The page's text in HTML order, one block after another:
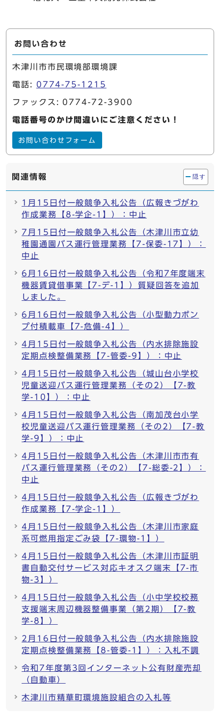
お問い合わせ
木津川市市民環境部環境課
電話: 0774-75-1215
ファックス: 0774-72-3900
電話番号のかけ間違いにご注意ください！
お問い合わせフォーム
関連情報 隠す
1月15日付一般競争入札公告（広報きづがわ
作成業務【8-学企-1】）：中止
7月15日付一般競争入札公告（木津川市立幼
稚園通園バス運行管理業務【7-保委-17】）：
中止
6月16日付一般競争入札公告（令和7年度端末
機器賃貸借事業【7-デ-1】）質疑回答を追加
しました。
6月16日付一般競争入札公告（小型動力ポン
プ付積載車【7-危備-4】）
4月15日付一般競争入札公告（内水排除施設
定期点検整備業務【7-管委-9】）：中止
4月15日付一般競争入札公告（城山台小学校
児童送迎バス運行管理業務（その2）【7-教
学-10】）：中止
4月15日付一般競争入札公告（南加茂台小学
校児童送迎バス運行管理業務（その2）【7-教
学-9】）：中止
4月15日付一般競争入札公告（木津川市市有
バス運行管理業務（その2）【7-総委-2】）：
中止
4月15日付一般競争入札公告（広報きづがわ
作成業務【7-学企-1】）
4月15日付一般競争入札公告（木津川市家庭
系可燃用指定ごみ袋【7-環物-1】）
4月15日付一般競争入札公告（木津川市証明
書自動交付サービス対応キオスク端末【7-市
物-3】）
4月15日付一般競争入札公告（小中学校校務
支援端末周辺機器整備事業（第2期）【7-教
学-8】）
2月16日付一般競争入札公告（内水排除施設
定期点検整備業務【8-管委-1】）：入札不調
令和7年度第3回インターネット公有財産売却
（自動車）
木津川市精華町環境施設組合の入札等